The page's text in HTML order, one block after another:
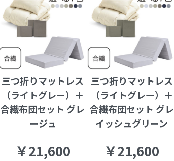
三つ折りマットレス
（ライトグレー）＋
合繊布団セット グレ
ージュ
￥21,600
三つ折りマットレス
（ライトグレー）＋
合繊布団セット グレ
イッシュグリーン
￥21,600